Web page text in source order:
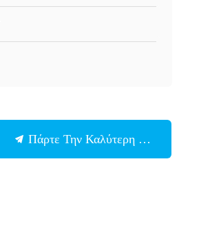
Πάρτε Την Καλύτερη Τιμή